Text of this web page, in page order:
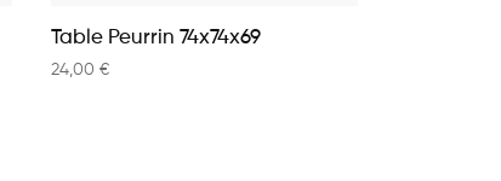
Table Peurrin 74x74x69
24,00 €